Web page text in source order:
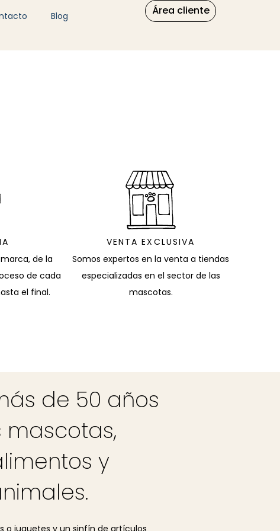
Blog Área cliente
de la
de cada
el final.
VENTA EXCLUSIVA
Somos expertos en la venta a tiendas
especializadas en el sector de las
mascotas.
de 50 años
y
o juguetes y un sinfín de artículos